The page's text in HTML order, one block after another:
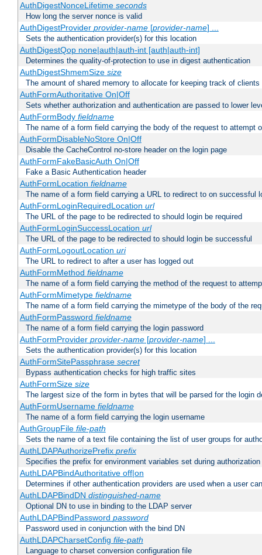
AuthDigestNonceLifetime seconds
How long the server nonce is valid
AuthDigestProvider provider-name[provider-name] ...
Sets the authentication provider(s) for this location
AuthDigestQop none|auth|auth-int [auth|auth-int]
Determines the quality-of-protection to use in digest authentication
AuthDigestShmemSize size
The amount of shared memory to allocate for keeping track of clients
AuthFormAuthoritative On|Off
Sets whether authorization and authentication are passed to lower
AuthFormBody fieldname
The name of a form field carrying the body of the request to attempt
AuthFormDisableNoStore On|Off
Disable the CacheControl no-store header on the login page
AuthFormFakeBasicAuth On|Off
Fake a Basic Authentication header
AuthFormLocation fieldname
The name of a form field carrying a URL to redirect to on successful
AuthFormLoginRequiredLocation url
The URL of the page to be redirected to should login be required
AuthFormLoginSuccessLocation url
The URL of the page to be redirected to should login be successful
AuthFormLogoutLocation uri
The URL to redirect to after a user has logged out
AuthFormMethod fieldname
The name of a form field carrying the method of the request to
AuthFormMimetype fieldname
The name of a form field carrying the mimetype of the body of the
AuthFormPassword fieldname
The name of a form field carrying the login password
AuthFormProvider provider-name[provider-name] ...
Sets the authentication provider(s) for this location
AuthFormSitePassphrase secret
Bypass authentication checks for high traffic sites
AuthFormSize size
The largest size of the form in bytes that will be parsed for the login
AuthFormUsername fieldname
The name of a form field carrying the login username
AuthGroupFile file-path
Sets the name of a text file containing the list of user groups for
AuthLDAPAuthorizePrefix prefix
Specifies the prefix for environment variables set during authorization
AuthLDAPBindAuthoritative off|on
Determines if other authentication providers are used when a user
AuthLDAPBindDN distinguished-name
Optional DN to use in binding to the LDAP server
AuthLDAPBindPassword password
Password used in conjunction with the bind DN
AuthLDAPCharsetConfig file-path
Language to charset conversion configuration file